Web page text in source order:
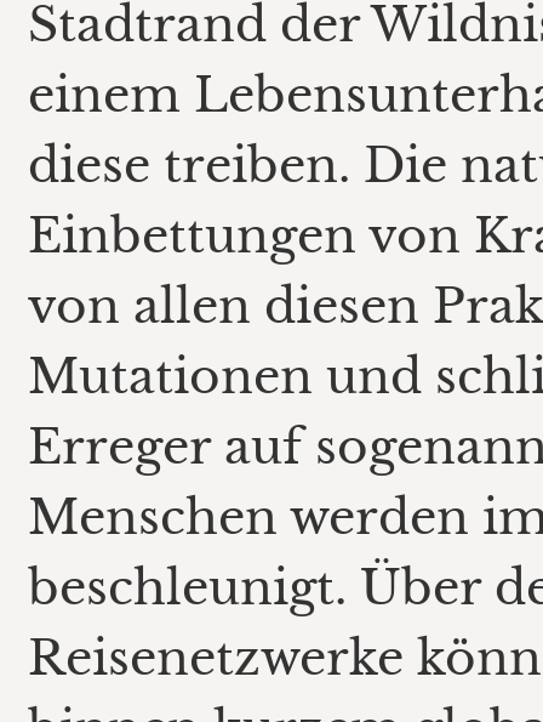
Stadtrand der
einem
diese treiben. Die
Einbettungen von
von allen diesen
Mutationen und
Erreger auf
Menschen werden
beschleunigt. Über
Reisenetzwerke